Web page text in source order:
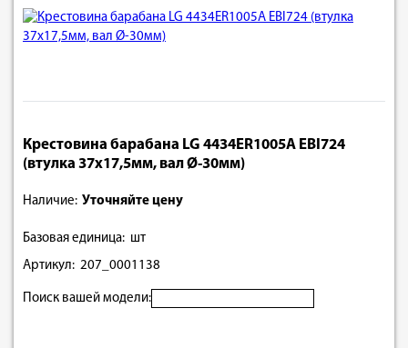
Крестовина барабана LG 4434ER1005A EBI724
(втулка 37х17,5мм, вал Ø-30мм)
Наличие: Уточняйте цену
Базовая единица: шт
Артикул: 207_0001138
Поиск вашей модели: